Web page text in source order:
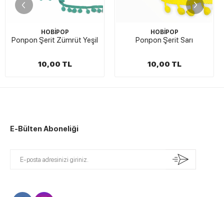
Zümrüt Yeşil Ponpon Şerit Sarı Ponpon
E-Bülten Aboneliği